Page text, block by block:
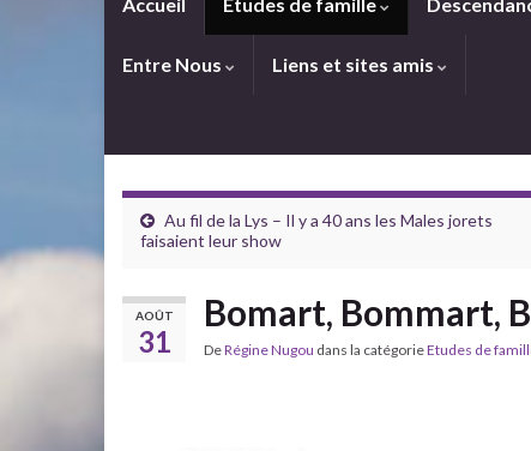
Entre Nous Liens et sites amis
Au fil de la Lys – Il y a 40 ans les Males jorets
faisaient leur show
AOÛT
31
Bomart, Bommart,
DeRégine Nugou dans la catégorieEtudes de